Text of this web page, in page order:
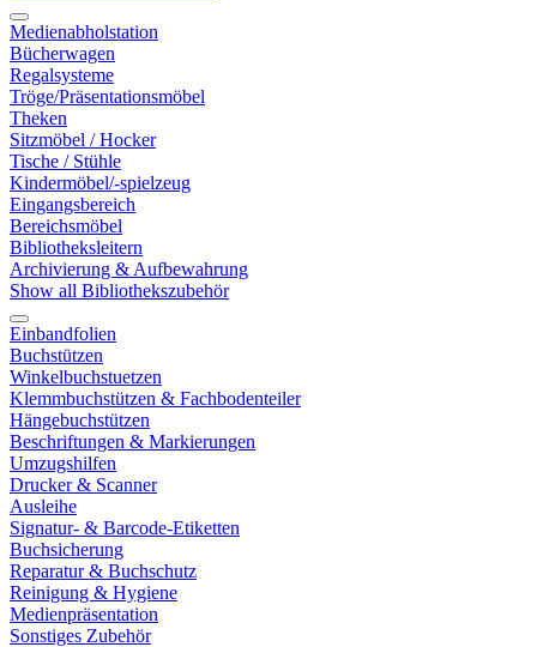
Medienabholstation
Bücherwagen
Regalsysteme
Tröge/Präsentationsmöbel
Theken
Sitzmöbel / Hocker
Tische / Stühle
Kindermöbel/-spielzeug
Eingangsbereich
Bereichsmöbel
Bibliotheksleitern
Archivierung & Aufbewahrung
Show all Bibliothekszubehör
Einbandfolien
Buchstützen
Winkelbuchstuetzen
Klemmbuchstützen & Fachbodenteiler
Hängebuchstützen
Beschriftungen & Markierungen
Umzugshilfen
Drucker & Scanner
Ausleihe
Signatur- & Barcode-Etiketten
Buchsicherung
Reparatur & Buchschutz
Reinigung & Hygiene
Medienpräsentation
Sonstiges Zubehör